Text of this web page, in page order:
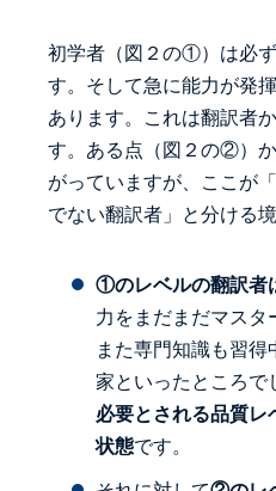
初学者（図２の①）は必
す。そして急に能力が発
あります。これは翻訳者
す。ある点（図２の②）
がっていますが、ここが
でない翻訳者」と分ける
①のレベルの翻訳者
力をまだまだマスタ
また専門知識も習得
家といったところで
必要とされる品質レ
状態です。